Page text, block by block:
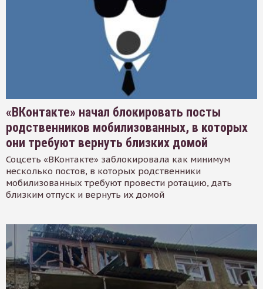
«ВКонтакте» начал блокировать посты
родственников мобилизованных, в которых
они требуют вернуть близких домой
Соцсеть «ВКонтакте» заблокировала как минимум
несколько постов, в которых родственники
мобилизованных требуют провести ротацию, дать
близким отпуск и вернуть их домой